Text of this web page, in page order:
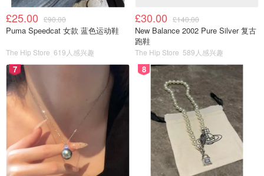
£25.00 £90.00
Puma Speedcat 女款 蓝色运动鞋
The Hip Store 619人感兴趣
£30.00 £140.00
New Balance 2002 Pure Silver 复古
跑鞋
The Hip Store 589人感兴趣
7 8